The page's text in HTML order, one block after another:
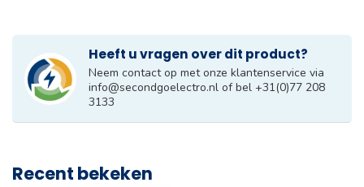
Heeft u vragen over dit product?
Neem contact op met onze klantenservice via
info@secondgoelectro.nl of bel +31(0)77 208
3133
Recent bekeken